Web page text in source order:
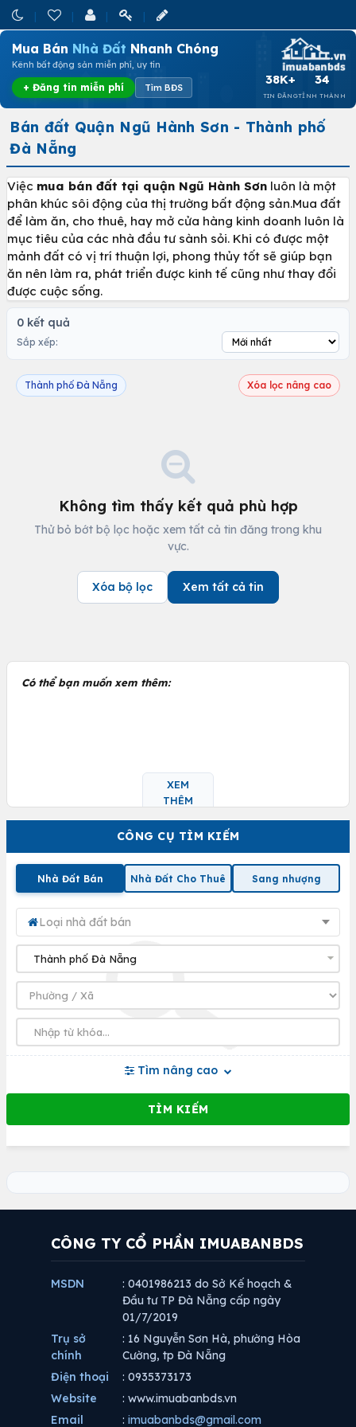
Mua Bán Nhà Đất Nhanh Chóng
Kênh bất động sản miễn phí, uy tín
+ Đăng tin miễn phí Tìm BĐS
38K+
TIN ĐĂNG
34
TỈNH THÀNH
CÔNG CỤ TÌM KIẾM
Nhà Đất Bán Nhà Đất Cho Thuê Sang nhượng
Loại nhà đất bán
Tìm nâng cao
Bán đất Quận Ngũ Hành Sơn - Thành phố
Đà Nẵng
Việc mua bán đất tại quận Ngũ Hành Sơn luôn là một
phân khúc sôi động của thị trường bất động sản.Mua đất
để làm ăn, cho thuê, hay mở cửa hàng kinh doanh luôn là
mục tiêu của các nhà đầu tư sành sỏi. Khi có được một
mảnh đất có vị trí thuận lợi, phong thủy tốt sẽ giúp bạn
ăn nên làm ra, phát triển được kinh tế cũng như thay đổi
được cuộc sống.
0 kết quả
Sắp xếp:
Thành phố Đà Nẵng Xóa lọc nâng cao
Không tìm thấy kết quả phù hợp
Thử bỏ bớt bộ lọc hoặc xem tất cả tin đăng trong khu
vực.
Xóa bộ lọc Xem tất cả tin
Có thể bạn muốn xem thêm:
XEM
THÊM
CÔNG TY CỔ PHẦN IMUABANBDS
MSDN
: 0401986213 do Sở Kế hoạch &
Đầu tư TP Đà Nẵng cấp ngày
01/7/2019
Trụ sở
chính
: 16 Nguyễn Sơn Hà, phường Hòa
Cường, tp Đà Nẵng
Điện thoại
: 0935373173
Website
: www.imuabanbds.vn
Email
: imuabanbds@gmail.com